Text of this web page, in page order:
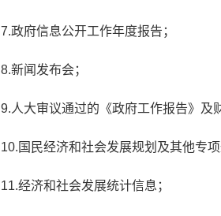
7.政府信息公开工作年度报告；
8.新闻发布会；
9.人大审议通过的《政府工作报告》及
10.国民经济和社会发展规划及其他专项
11.经济和社会发展统计信息；